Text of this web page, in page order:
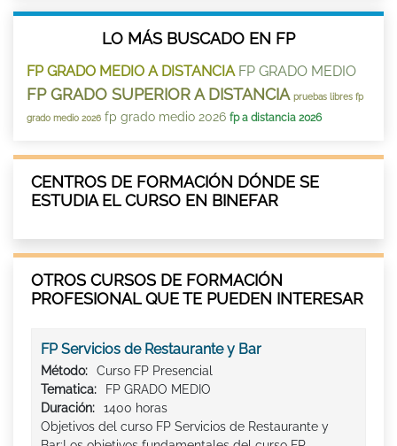
LO MÁS BUSCADO EN FP
FP GRADO MEDIO A DISTANCIA FP GRADO MEDIO
FP GRADO SUPERIOR A DISTANCIA pruebas libres fp
grado medio 2026 fp grado medio 2026 fp a distancia 2026
CENTROS DE FORMACIÓN DÓNDE SE
ESTUDIA EL CURSO EN BINEFAR
OTROS CURSOS DE FORMACIÓN
PROFESIONAL QUE TE PUEDEN INTERESAR
FP Servicios de Restaurante y Bar
Método:
Curso FP Presencial
Tematica:
FP GRADO MEDIO
Duración:
1400 horas
Objetivos del curso FP Servicios de Restaurante y